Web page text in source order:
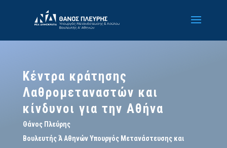
Κέντρα κράτησης
Λαθρομεταναστών και
κίνδυνοι για την Αθήνα
Θάνος Πλεύρης
Βουλευτής Ά Αθηνών Υπουργός Μετανάστευσης και